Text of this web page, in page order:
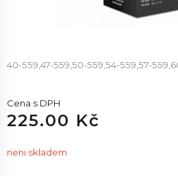
40-559,47-559,50-559,54-559,57-
Cena s DPH
225.00 Kč
neni skladem